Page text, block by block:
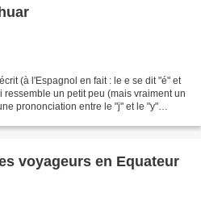
(à l'Espagnol en fait : le e se dit "é" et
un petit peu (mais vraiment un
prononciation entre le "j" et le "y"
voyageurs en Equateur